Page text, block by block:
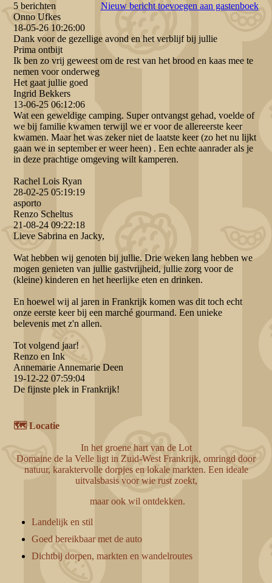
5 berichten
Nieuw bericht toevoegen aan gastenboek
Onno Ufkes
18-05-26 10:26:00
Dank voor de gezellige avond en het verblijf bij jullie
Prima ontbijt
Ik ben zo vrij geweest om de rest van het brood en kaas mee te
nemen voor onderweg
Het gaat jullie goed
Ingrid Bekkers
13-06-25 06:12:06
Wat een geweldige camping. Super ontvangst gehad, voelde of
we bij familie kwamen terwijl we er voor de allereerste keer
kwamen. Maar het was zeker niet de laatste keer (zo het nu lijkt
gaan we in september er weer heen) . Een echte aanrader als je
in deze prachtige omgeving wilt kamperen.
Rachel Lois Ryan
28-02-25 05:19:19
asporto
Renzo Scheltus
21-08-24 09:22:18
Lieve Sabrina en Jacky,
Wat hebben wij genoten bij jullie. Drie weken lang hebben we
mogen genieten van jullie gastvrijheid, jullie zorg voor de
(kleine) kinderen en het heerlijke eten en drinken.
En hoewel wij al jaren in Frankrijk komen was dit toch echt
onze eerste keer bij een marché gourmand. Een unieke
belevenis met z'n allen.
Tot volgend jaar!
Renzo en Ink
Annemarie Annemarie Deen
19-12-22 07:59:04
De fijnste plek in Frankrijk!
🗺️ Locatie
In het groene hart van de Lot
Domaine de la Velle ligt in Zuid-West Frankrijk, omringd door
natuur, karaktervolle dorpjes en lokale markten. Een ideale
uitvalsbasis voor wie rust zoekt,
maar ook wil ontdekken.
Landelijk en stil
Goed bereikbaar met de auto
Dichtbij dorpen, markten en wandelroutes